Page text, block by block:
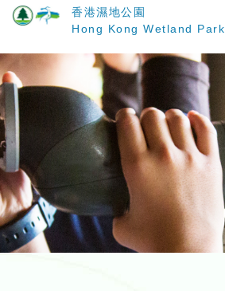
要
內
容
香港濕地公園
Hong Kong Wetland Park